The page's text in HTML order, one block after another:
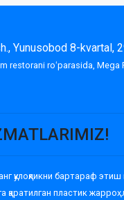
Yunusobod 8-kvartal,
restorani roʻparasida, Mega
қулоқликни бартараф этиш
қаратилган пластик